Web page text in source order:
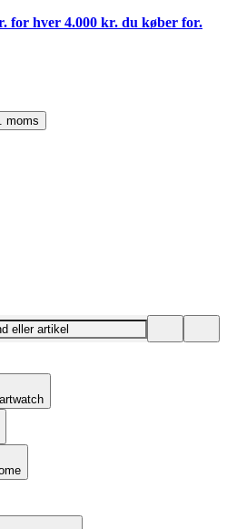
for hver 4.000 kr. du køber for.
moms